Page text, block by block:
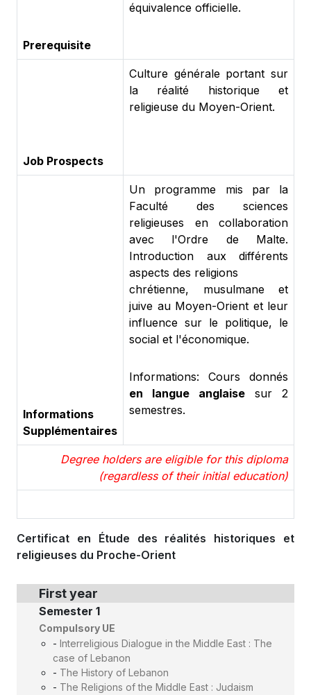
Prerequisite
équivalence officielle.
Job Prospects
Culture générale portant sur
la réalité historique et
religieuse du Moyen-Orient.
Informations
Supplémentaires
Un programme mis par la
Faculté des sciences
religieuses en collaboration
avec l'Ordre de Malte.
Introduction aux différents
aspects des religions
chrétienne, musulmane et
juive au Moyen-Orient et leur
influence sur le politique, le
social et l'économique.
Informations: Cours donnés
en langue anglaise sur 2
semestres.
Degree holders are eligible for this diploma
(regardless of their initial education)
Certificat en Étude des réalités historiques et
religieuses du Proche-Orient
First year
Semester 1
Compulsory UE
- Interreligious Dialogue in the Middle East : The
case of Lebanon
- The History of Lebanon
- The Religions of the Middle East : Judaism